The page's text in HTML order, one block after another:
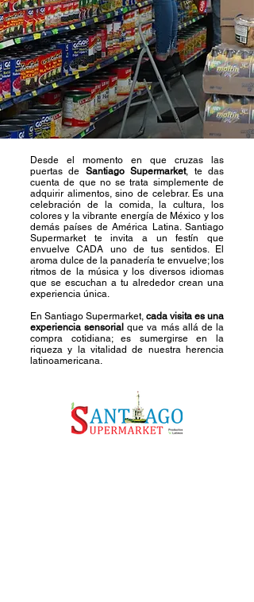
Desde el momento en que cruzas las
puertas de Santiago Supermarket, te das
cuenta de que no se trata simplemente de
adquirir alimentos, sino de celebrar. Es una
celebración de la comida, la cultura, los
colores y la vibrante energía de México y los
demás países de América Latina. Santiago
Supermarket te invita a un festín que
envuelve CADA uno de tus sentidos. El
aroma dulce de la panadería te envuelve; los
ritmos de la música y los diversos idiomas
que se escuchan a tu alrededor crean una
experiencia única.
En Santiago Supermarket, cada visita es una
experiencia sensorial que va más allá de la
compra cotidiana; es sumergirse en la
riqueza y la vitalidad de nuestra herencia
latinoamericana.